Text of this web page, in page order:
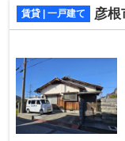
賃貸 | 一戸建て 彦根